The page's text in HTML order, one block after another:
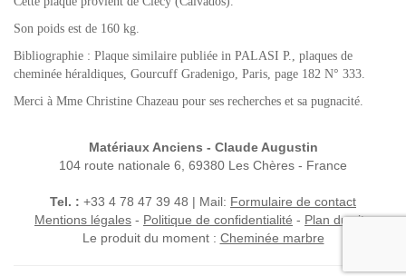
Son poids est de 160 kg.
Bibliographie : Plaque similaire publiée in PALASI P., plaques de
cheminée héraldiques, Gourcuff Gradenigo, Paris, page 182 N° 333.
Merci à Mme Christine Chazeau pour ses recherches et sa pugnacité.
Matériaux Anciens - Claude Augustin
104 route nationale 6, 69380 Les Chères - France
Tel. : +33 4 78 47 39 48 | Mail: Formulaire de contact
Mentions légales - Politique de confidentialité - Plan du site
Le produit du moment : Cheminée marbre